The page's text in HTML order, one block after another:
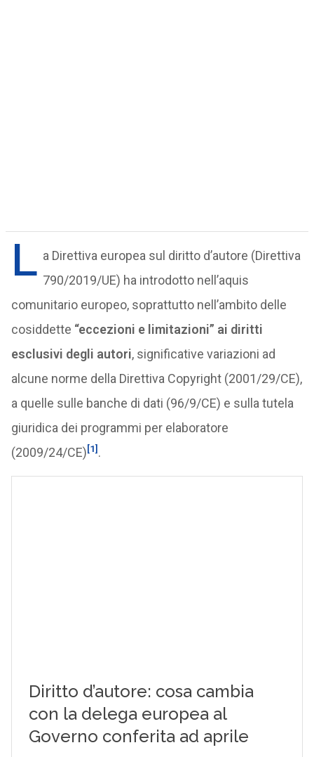
L a Direttiva europea sul diritto d’autore (Direttiva
790/2019/UE) ha introdotto nell’aquis
comunitario europeo, soprattutto nell’ambito delle
cosiddette “eccezioni e limitazioni” ai diritti
esclusivi degli autori, significative variazioni ad
alcune norme della Direttiva Copyright (2001/29/CE),
a quelle sulle banche di dati (96/9/CE) e sulla tutela
giuridica dei programmi per elaboratore
(2009/24/CE)[1] .